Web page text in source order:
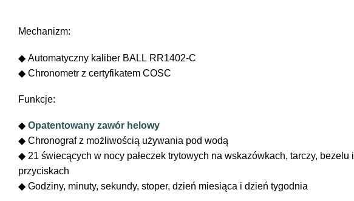
Mechanizm:
◆ Automatyczny kaliber BALL RR1402-C
◆ Chronometr z certyfikatem COSC
Funkcje:
◆ Opatentowany zawór helowy
◆ Chronograf z możliwością używania pod wodą
◆ 21 świecących w nocy pałeczek trytowych na wskazówkach, tarczy, bezelu i
przyciskach
◆ Godziny, minuty, sekundy, stoper, dzień miesiąca i dzień tygodnia